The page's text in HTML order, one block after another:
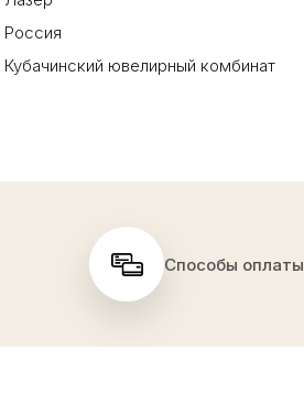
Россия
Кубачинский ювелирный комбинат
Способы оплаты